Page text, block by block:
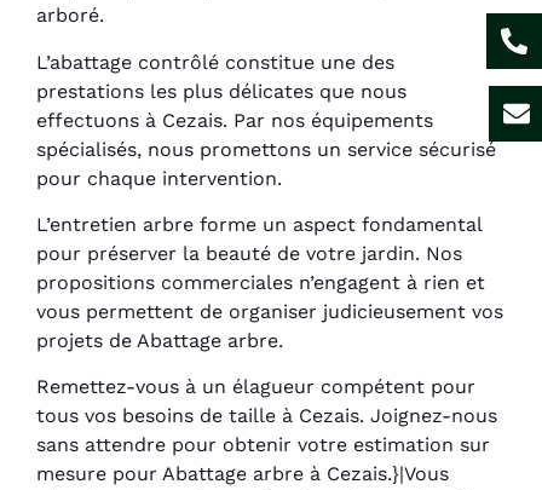
arboré.
L’abattage contrôlé constitue une des
prestations les plus délicates que nous
effectuons à Cezais. Par nos équipements
spécialisés, nous promettons un service sécurisé
pour chaque intervention.
L’entretien arbre forme un aspect fondamental
pour préserver la beauté de votre jardin. Nos
propositions commerciales n’engagent à rien et
vous permettent de organiser judicieusement vos
projets de Abattage arbre.
Remettez-vous à un élagueur compétent pour
tous vos besoins de taille à Cezais. Joignez-nous
sans attendre pour obtenir votre estimation sur
mesure pour Abattage arbre à Cezais.}|Vous